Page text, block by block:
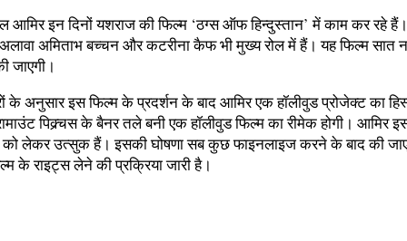
आमिर इन दिनों यशराज की फिल्म ‘ठग्स ऑफ हिन्दुस्तान’ में काम कर रहे
अमिताभ बच्चन और कटरीना कैफ भी मुख्य रोल में हैं। यह फिल्म सात
जाएगी।
के अनुसार इस फिल्म के प्रदर्शन के बाद आमिर एक हॉलीवुड प्रोजेक्ट का
पिक्र्चस के बैनर तले बनी एक हॉलीवुड फिल्म का रीमेक होगी। आमिर
को लेकर उत्सुक हैं। इसकी घोषणा सब कुछ फाइनलाइज करने के बाद की
के राइट्स लेने की प्रक्रिया जारी है।